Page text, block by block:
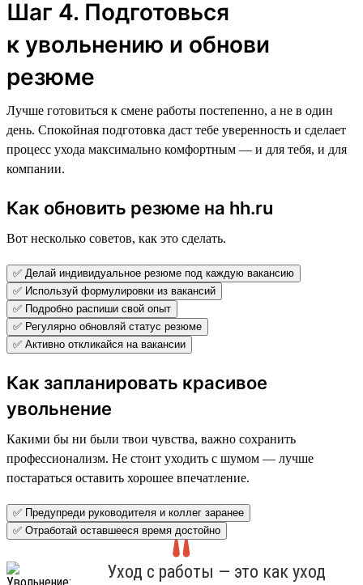
Шаг 4. Подготовься
к увольнению и обнови
резюме
Лучше готовиться к смене работы постепенно, а не в один
день. Спокойная подготовка даст тебе уверенность и сделает
процесс ухода максимально комфортным — и для тебя, и для
компании.
Как обновить резюме на hh.ru
Вот несколько советов, как это сделать.
✅ Делай индивидуальное резюме под каждую вакансию
✅ Используй формулировки из вакансий
✅ Подробно распиши свой опыт
✅ Регулярно обновляй статус резюме
✅ Активно откликайся на вакансии
Как запланировать красивое
увольнение
Какими бы ни были твои чувства, важно сохранить
профессионализм. Не стоит уходить с шумом — лучше
постараться оставить хорошее впечатление.
✅ Предупреди руководителя и коллег заранее
✅ Отработай оставшееся время достойно
Уход с работы — это как уход